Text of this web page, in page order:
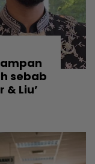
sebab
Liu’